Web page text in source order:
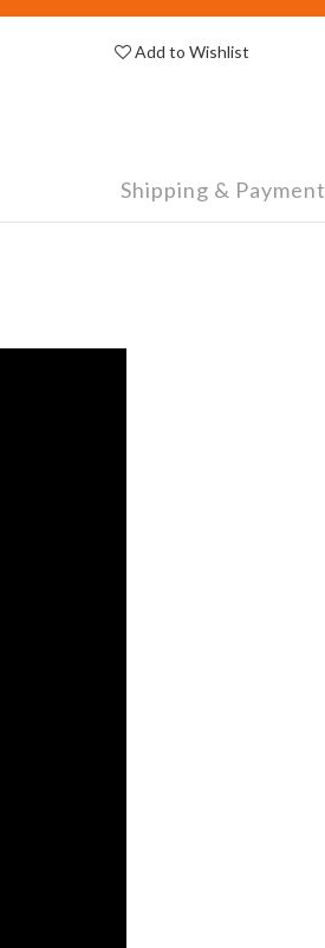
Add to Wishlist
Shipping & Payment